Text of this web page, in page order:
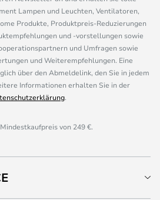
Lampen und Leuchten, Ventilatoren,
Produkte, Produktpreis-Reduzierungen
und -vorstellungen sowie
und Umfragen sowie
und Weiterempfehlungen. Eine
über den Abmeldelink, den Sie in jedem
Informationen erhalten Sie in der
.
von 249 €.